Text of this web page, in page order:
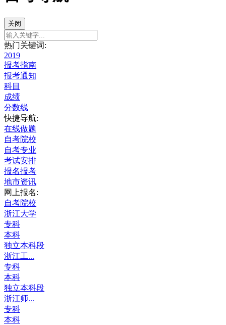
关闭
热门关键词:
2019
报考指南
报考通知
科目
成绩
分数线
快捷导航:
在线做题
自考院校
自考专业
考试安排
报名报考
地市资讯
网上报名:
自考院校
浙江大学
专科
本科
独立本科段
浙江工...
专科
本科
独立本科段
浙江师...
专科
本科